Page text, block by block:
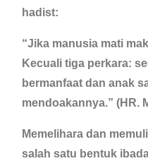
hadist:
“Jika manusia mati
Kecuali tiga perkara:
bermanfaat dan anak
mendoakannya.” (HR.
Memelihara dan
salah satu bentuk